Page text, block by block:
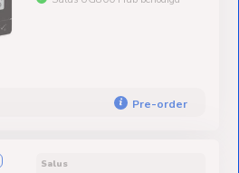
Pre-order
Salus